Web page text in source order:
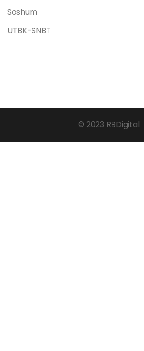
Soshum
UTBK-SNBT
© 2023 RBDigital